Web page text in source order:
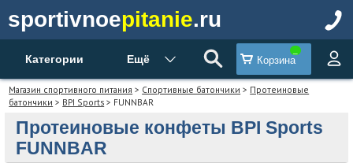
sportivnoepitanie.ru
Категории Ещё Корзина
Магазин спортивного питания > Спортивные батончики > Протеиновые
батончики > BPI Sports > FUNNBAR
Протеиновые конфеты BPI Sports
FUNNBAR